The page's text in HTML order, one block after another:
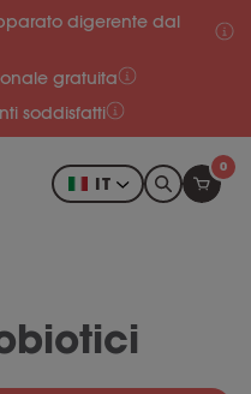
digerente dal
gratuita
soddisfatti
IT
0